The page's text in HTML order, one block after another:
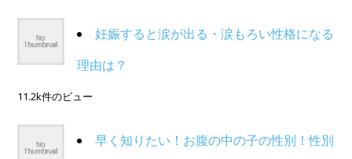
妊娠すると涙が出る・涙もろい性格になる
理由は？
11.2k件のビュー
早く知りたい！お腹の中の子の性別！性別